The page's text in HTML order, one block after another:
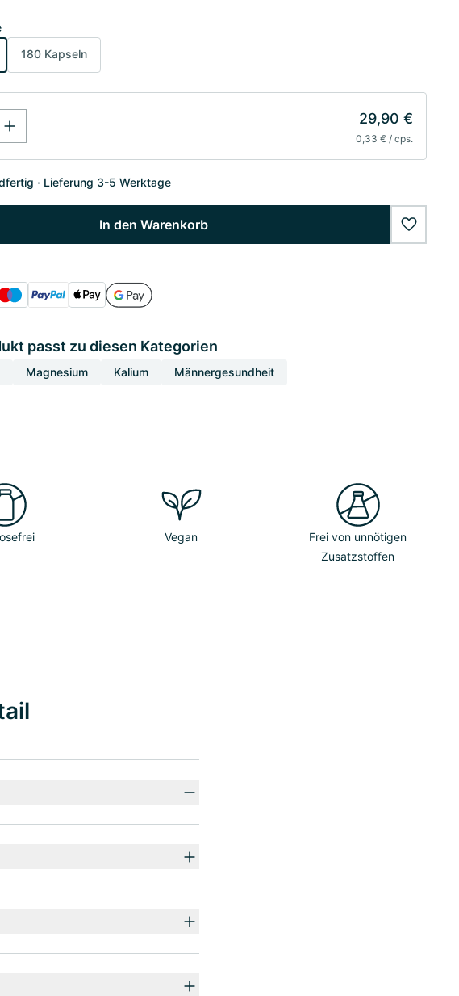
180 Kapseln
29,90 €
0,33 € / cps.
Lieferung 3-5 Werktage
In den Warenkorb
passt zu diesen Kategorien
Magnesium Kalium Männergesundheit
Vegan
Frei von unnötigen
Zusatzstoffen